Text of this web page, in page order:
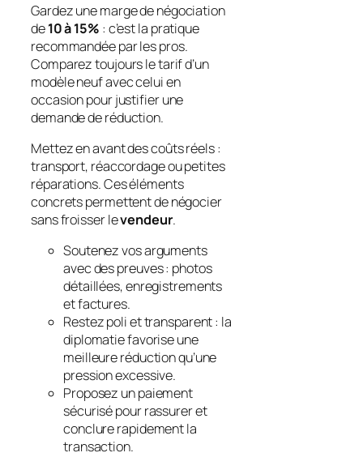
Gardez une marge de négociation
de10 à 15% : c’est la pratique
recommandée par les pros.
Comparez toujours le tarif d’un
modèle neuf avec celui en
occasionpour justifier une
demande de réduction.
Mettez en avant des coûts réels :
transport, réaccordage ou petites
réparations. Ces éléments
concrets permettent de négocier
sans froisser levendeur.
Soutenez vos arguments
avec des preuves : photos
détaillées, enregistrements
et factures.
Restez poli et transparent : la
diplomatie favorise une
meilleure réduction qu’une
pression excessive.
Proposez un paiement
sécurisé pour rassurer et
conclure rapidement la
transaction.